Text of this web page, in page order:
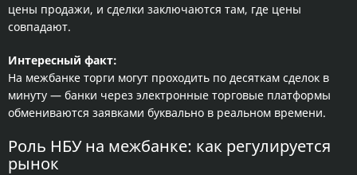
цены продажи, и сделки заключаются там, где цены
совпадают.
Интересный факт:
На межбанке торги могут проходить по десяткам сделок в
минуту — банки через электронные торговые платформы
обмениваются заявками буквально в реальном времени.
Роль НБУ на межбанке: как регулируется
рынок